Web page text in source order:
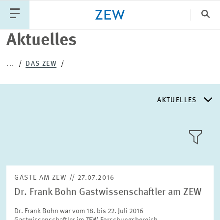
Aktuelles
... DAS ZEW
AKTUELLES
AKTUELLES
ÜBER DAS ZEW
GESCHICHTE
GÄSTE AM ZEW // 27.07.2016
Dr. Frank Bohn Gastwissenschaftler am ZEW
Dr. Frank Bohn war vom 18. bis 22. Juli 2016